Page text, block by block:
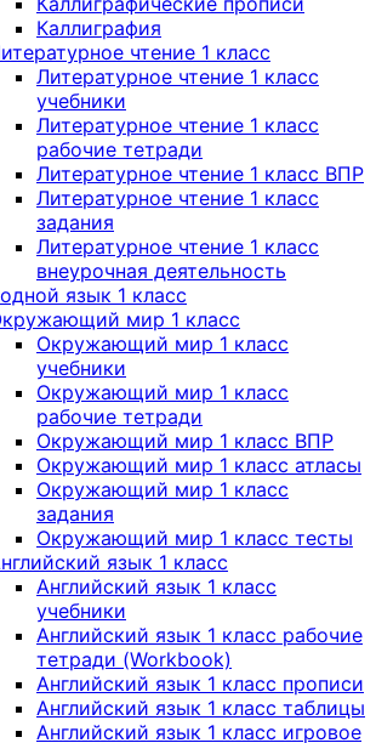
Каллиграфия
чтение 1 класс
Литературное чтение 1 класс
учебники
Литературное чтение 1 класс
рабочие тетради
Литературное чтение 1 класс ВПР
Литературное чтение 1 класс
задания
Литературное чтение 1 класс
внеурочная деятельность
язык 1 класс
мир 1 класс
Окружающий мир 1 класс
учебники
Окружающий мир 1 класс
рабочие тетради
Окружающий мир 1 класс ВПР
Окружающий мир 1 класс атласы
Окружающий мир 1 класс
задания
Окружающий мир 1 класс тесты
язык 1 класс
Английский язык 1 класс
учебники
Английский язык 1 класс рабочие
тетради (Workbook)
Английский язык 1 класс прописи
Английский язык 1 класс таблицы
Английский язык 1 класс игровое